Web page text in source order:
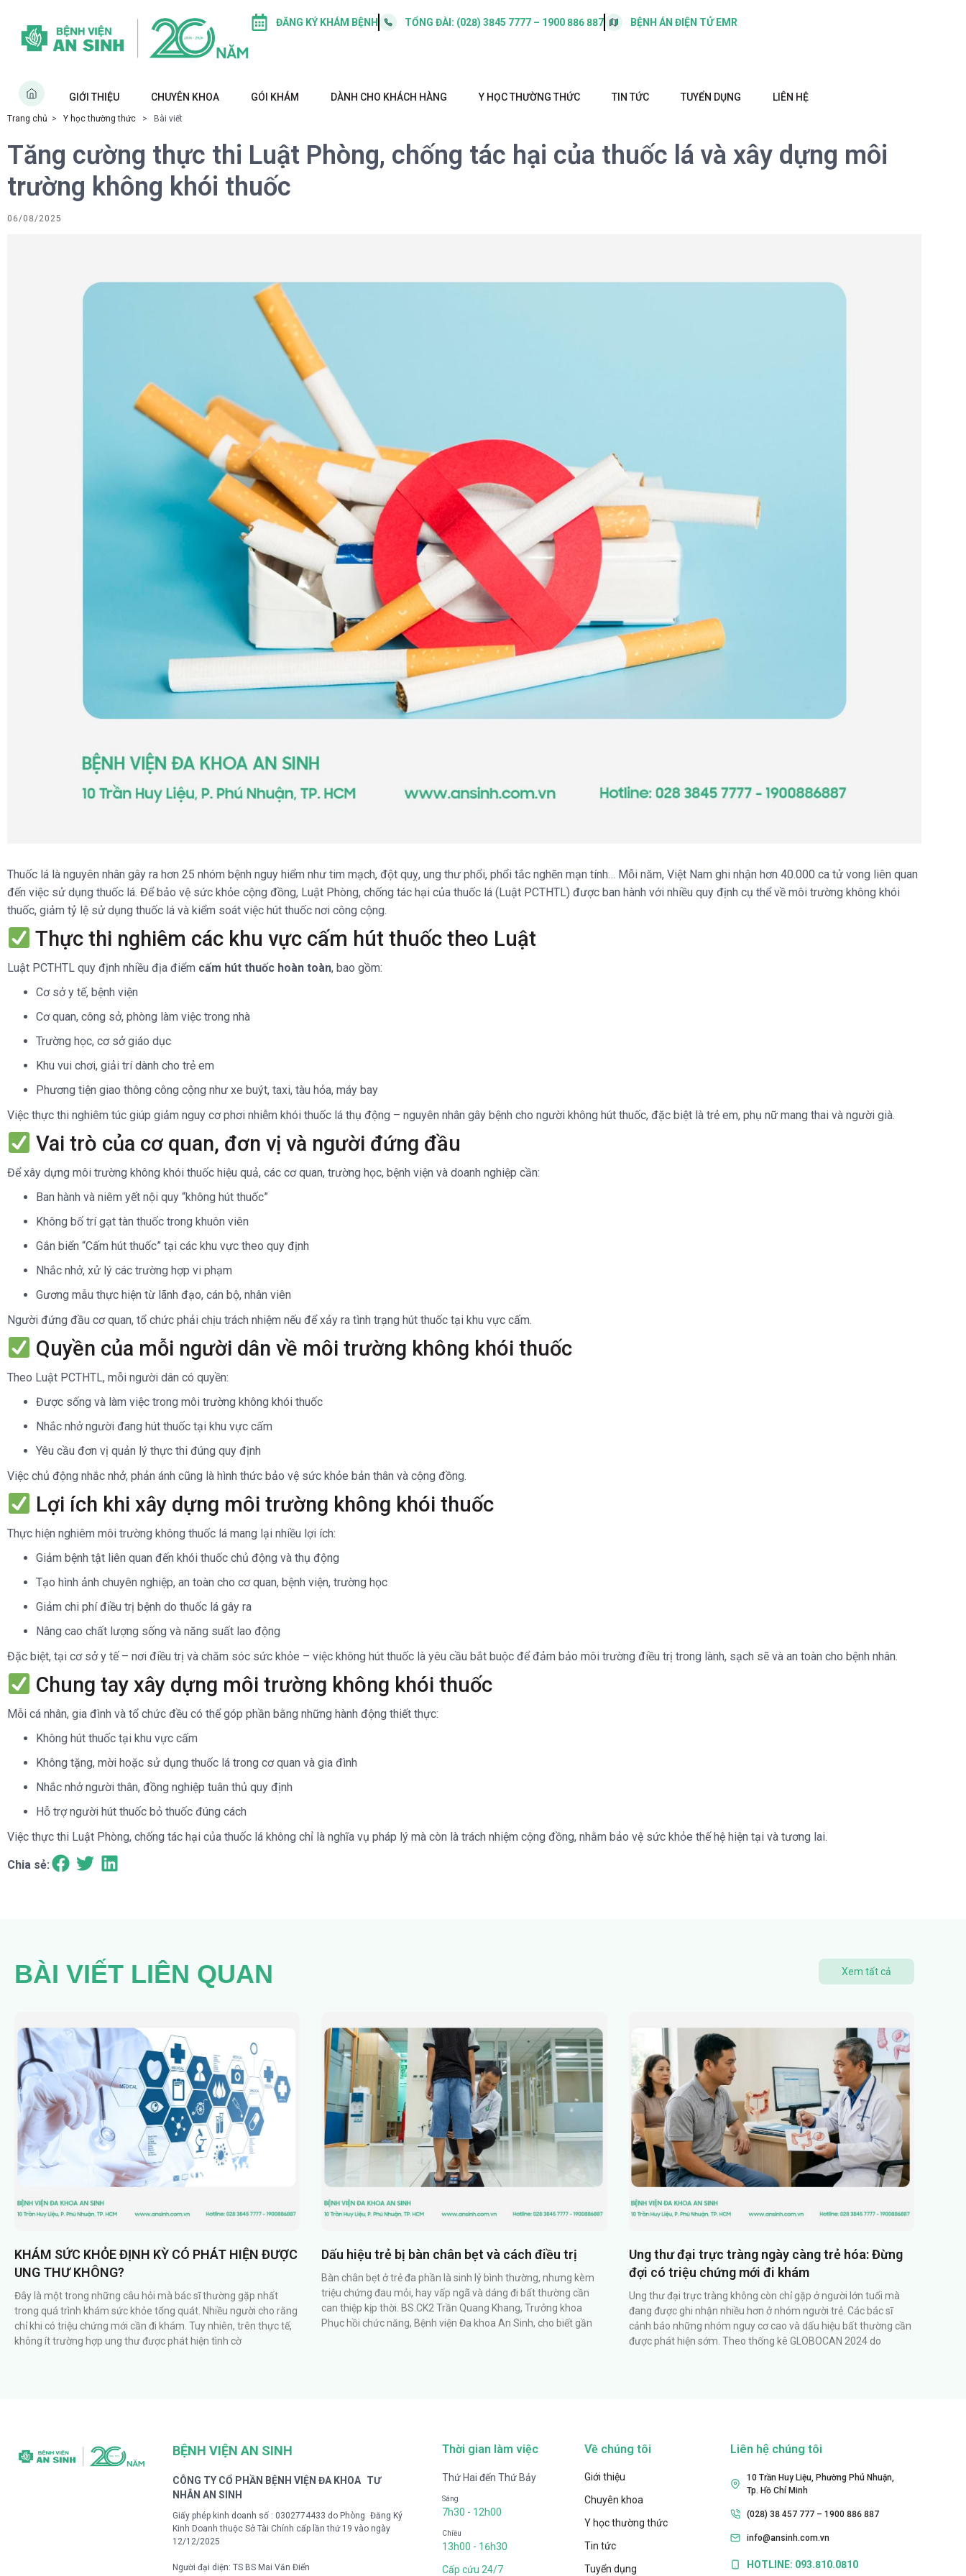
ĐĂNG KÝ KHÁM BỆNH TỔNG ĐÀI: (028) 3845 7777 – 1900 886 887 BỆNH ÁN ĐIỆN TỬ EMR
GIỚI THIỆU CHUYÊN KHOA GÓI KHÁM DÀNH CHO KHÁCH HÀNG Y HỌC THƯỜNG THỨC TIN TỨC TUYỂN DỤNG LIÊN HỆ
Trang chủ > Y học thường thức > Bài viết
Tăng cường thực thi Luật Phòng, chống tác hại của thuốc lá và xây dựng môi
trường không khói thuốc
06/08/2025
Thuốc lá là nguyên nhân gây ra hơn 25 nhóm bệnh nguy hiểm như tim mạch, đột quỵ, ung thư phổi, phổi tắc nghẽn mạn tính… Mỗi năm, Việt Nam ghi nhận hơn 40.000 ca tử vong liên quan
đến việc sử dụng thuốc lá. Để bảo vệ sức khỏe cộng đồng, Luật Phòng, chống tác hại của thuốc lá (Luật PCTHTL) được ban hành với nhiều quy định cụ thể về môi trường không khói
thuốc, giảm tỷ lệ sử dụng thuốc lá và kiểm soát việc hút thuốc nơi công cộng.
Thực thi nghiêm các khu vực cấm hút thuốc theo Luật
Luật PCTHTL quy định nhiều địa điểm cấm hút thuốc hoàn toàn, bao gồm:
Cơ sở y tế, bệnh viện
Cơ quan, công sở, phòng làm việc trong nhà
Trường học, cơ sở giáo dục
Khu vui chơi, giải trí dành cho trẻ em
Phương tiện giao thông công cộng như xe buýt, taxi, tàu hỏa, máy bay
Việc thực thi nghiêm túc giúp giảm nguy cơ phơi nhiễm khói thuốc lá thụ động – nguyên nhân gây bệnh cho người không hút thuốc, đặc biệt là trẻ em, phụ nữ mang thai và người già.
Vai trò của cơ quan, đơn vị và người đứng đầu
Để xây dựng môi trường không khói thuốc hiệu quả, các cơ quan, trường học, bệnh viện và doanh nghiệp cần:
Ban hành và niêm yết nội quy “không hút thuốc”
Không bố trí gạt tàn thuốc trong khuôn viên
Gắn biển “Cấm hút thuốc” tại các khu vực theo quy định
Nhắc nhở, xử lý các trường hợp vi phạm
Gương mẫu thực hiện từ lãnh đạo, cán bộ, nhân viên
Người đứng đầu cơ quan, tổ chức phải chịu trách nhiệm nếu để xảy ra tình trạng hút thuốc tại khu vực cấm.
Quyền của mỗi người dân về môi trường không khói thuốc
Theo Luật PCTHTL, mỗi người dân có quyền:
Được sống và làm việc trong môi trường không khói thuốc
Nhắc nhở người đang hút thuốc tại khu vực cấm
Yêu cầu đơn vị quản lý thực thi đúng quy định
Việc chủ động nhắc nhở, phản ánh cũng là hình thức bảo vệ sức khỏe bản thân và cộng đồng.
Lợi ích khi xây dựng môi trường không khói thuốc
Thực hiện nghiêm môi trường không thuốc lá mang lại nhiều lợi ích:
Giảm bệnh tật liên quan đến khói thuốc chủ động và thụ động
Tạo hình ảnh chuyên nghiệp, an toàn cho cơ quan, bệnh viện, trường học
Giảm chi phí điều trị bệnh do thuốc lá gây ra
Nâng cao chất lượng sống và năng suất lao động
Đặc biệt, tại cơ sở y tế – nơi điều trị và chăm sóc sức khỏe – việc không hút thuốc là yêu cầu bắt buộc để đảm bảo môi trường điều trị trong lành, sạch sẽ và an toàn cho bệnh nhân.
Chung tay xây dựng môi trường không khói thuốc
Mỗi cá nhân, gia đình và tổ chức đều có thể góp phần bằng những hành động thiết thực:
Không hút thuốc tại khu vực cấm
Không tặng, mời hoặc sử dụng thuốc lá trong cơ quan và gia đình
Nhắc nhở người thân, đồng nghiệp tuân thủ quy định
Hỗ trợ người hút thuốc bỏ thuốc đúng cách
Việc thực thi Luật Phòng, chống tác hại của thuốc lá không chỉ là nghĩa vụ pháp lý mà còn là trách nhiệm cộng đồng, nhằm bảo vệ sức khỏe thế hệ hiện tại và tương lai.
Chia sẻ:
BÀI VIẾT LIÊN QUAN Xem tất cả
KHÁM SỨC KHỎE ĐỊNH KỲ CÓ PHÁT HIỆN ĐƯỢC
UNG THƯ KHÔNG?
Đây là một trong những câu hỏi mà bác sĩ thường gặp nhất
trong quá trình khám sức khỏe tổng quát. Nhiều người cho rằng
chỉ khi có triệu chứng mới cần đi khám. Tuy nhiên, trên thực tế,
không ít trường hợp ung thư được phát hiện tình cờ
Dấu hiệu trẻ bị bàn chân bẹt và cách điều trị
Bàn chân bẹt ở trẻ đa phần là sinh lý bình thường, nhưng kèm
triệu chứng đau mỏi, hay vấp ngã và dáng đi bất thường cần
can thiệp kịp thời. BS.CK2 Trần Quang Khang, Trưởng khoa
Phục hồi chức năng, Bệnh viện Đa khoa An Sinh, cho biết gần
Ung thư đại trực tràng ngày càng trẻ hóa: Đừng
đợi có triệu chứng mới đi khám
Ung thư đại trực tràng không còn chỉ gặp ở người lớn tuổi mà
đang được ghi nhận nhiều hơn ở nhóm người trẻ. Các bác sĩ
cảnh báo những nhóm nguy cơ cao và dấu hiệu bất thường cần
được phát hiện sớm. Theo thống kê GLOBOCAN 2024 do
BỆNH VIỆN AN SINH
CÔNG TY CỔ PHẦN BỆNH VIỆN ĐA KHOA TƯ
NHÂN AN SINH
Giấy phép kinh doanh số : 0302774433 do Phòng Đăng Ký
Kinh Doanh thuộc Sở Tài Chính cấp lần thứ 19 vào ngày
12/12/2025
Người đại diện: TS BS Mai Văn Điển
Thời gian làm việc
Thứ Hai đến Thứ Bảy
Sáng
7h30 - 12h00
Chiều
13h00 - 16h30
Cấp cứu 24/7
Về chúng tôi
Giới thiệu
Chuyên khoa
Y học thường thức
Tin tức
Tuyển dụng
Liên hệ chúng tôi
10 Trần Huy Liệu, Phường Phú Nhuận,
Tp. Hồ Chí Minh
(028) 38 457 777 – 1900 886 887
info@ansinh.com.vn
HOTLINE: 093.810.0810